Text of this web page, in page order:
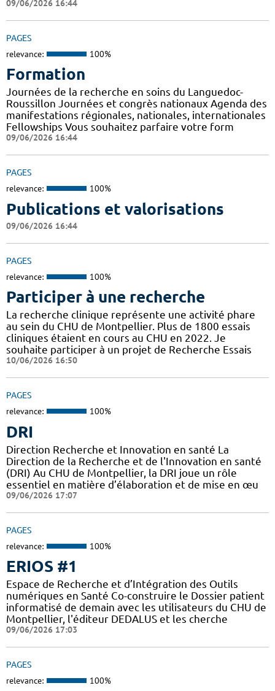
09/06/2026 16:44
PAGES
relevance: 100%
Formation
Journées de la recherche en soins du Languedoc-
Roussillon Journées et congrès nationaux Agenda des
manifestations régionales, nationales, internationales
Fellowships Vous souhaitez parfaire votre form
09/06/2026 16:44
PAGES
relevance: 100%
Publications et valorisations
09/06/2026 16:44
PAGES
relevance: 100%
Participer à une recherche
La recherche clinique représente une activité phare
au sein du CHU de Montpellier. Plus de 1800 essais
cliniques étaient en cours au CHU en 2022. Je
souhaite participer à un projet de Recherche Essais
10/06/2026 16:50
PAGES
relevance: 100%
DRI
Direction Recherche et Innovation en santé La
Direction de la Recherche et de l'Innovation en santé
(DRI) Au CHU de Montpellier, la DRI joue un rôle
essentiel en matière d’élaboration et de mise en œu
09/06/2026 17:07
PAGES
relevance: 100%
ERIOS #1
Espace de Recherche et d’Intégration des Outils
numériques en Santé Co-construire le Dossier patient
informatisé de demain avec les utilisateurs du CHU de
Montpellier, l'éditeur DEDALUS et les cherche
09/06/2026 17:03
PAGES
relevance: 100%